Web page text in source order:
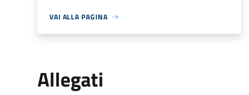
VAI ALLA PAGINA
Allegati